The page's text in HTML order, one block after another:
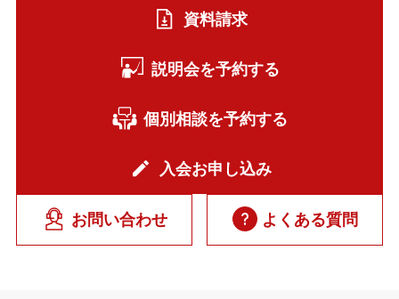
資料請求
説明会を予約する
個別相談を予約する
入会お申し込み
お問い合わせ よくある質問